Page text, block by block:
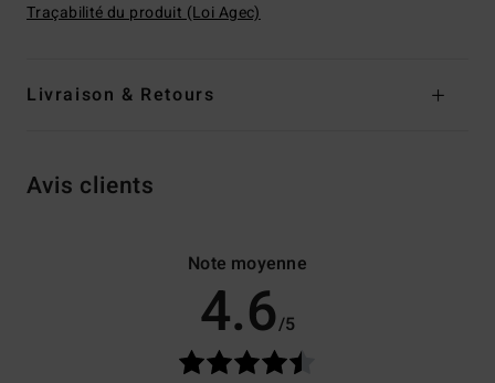
Traçabilité du produit (Loi Agec)
Livraison & Retours
Avis clients
Note moyenne
4.6/5